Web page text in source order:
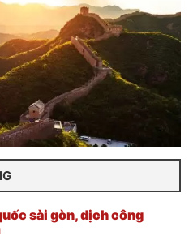
sài gòn, dịch công